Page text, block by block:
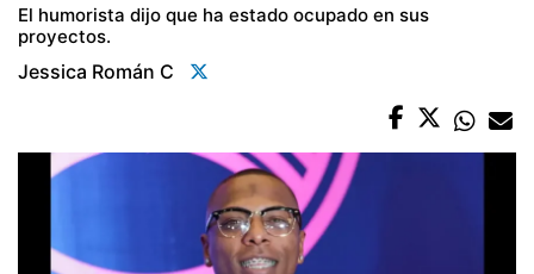
El humorista dijo que ha estado ocupado en sus
proyectos.
Jessica Román C